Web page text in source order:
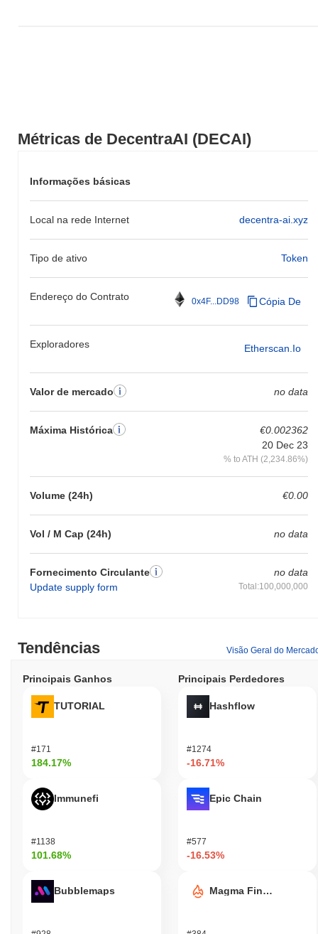
Métricas de DecentraAI (DECAI)
Informações básicas
Local na rede Internet decentra-ai.xyz
Tipo de ativo Token
Endereço do Contrato 0x4F...DD98 Cópia De
Exploradores Etherscan.io
Valor de mercado no data
Máxima Histórica
€0.002362
20 Dec 23
% to ATH (2,234.86%)
Volume (24h) €0.00
Vol / M Cap (24h) no data
Fornecimento Circulante
Update supply form
no data
Total:100,000,000
Tendências Visão Geral do
Principais Ganhos
TUTORIAL
#171
184.17%
Immunefi
#1138
101.68%
Bubblemaps
Principais Perdedores
Hashflow
#1274
-16.71%
Epic Chain
#577
-16.53%
Magma Finance